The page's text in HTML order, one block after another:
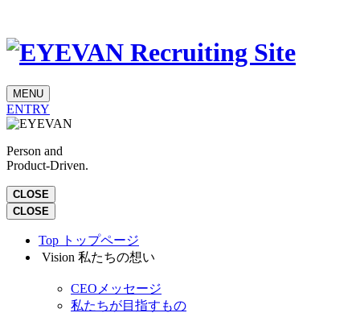
MENU
ENTRY
Person and
Product-Driven.
CLOSE
CLOSE
Top トップページ
Vision 私たちの想い
CEOメッセージ
私たちが目指すもの